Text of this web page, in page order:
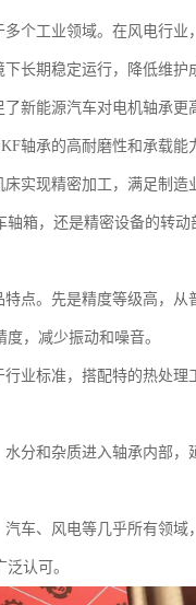
个工业领域。在风电行
长期稳定运行，降低维护
新能源汽车对电机轴承更
轴承的高耐磨性和承载能
实现精密加工，满足制
箱，还是精密设备的转
点。先是精度等级高，
，减少振动和噪音。
业标准，搭配特的热处
分和杂质进入轴承内部
车、风电等几乎所有领
认可。